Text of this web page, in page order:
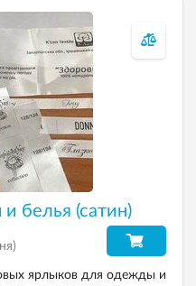
белья (сатин)
ярлыков для одежды и